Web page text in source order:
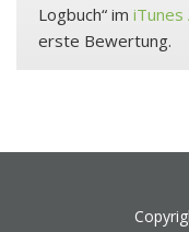
Logbuch“ im iTunes
erste Bewertung.